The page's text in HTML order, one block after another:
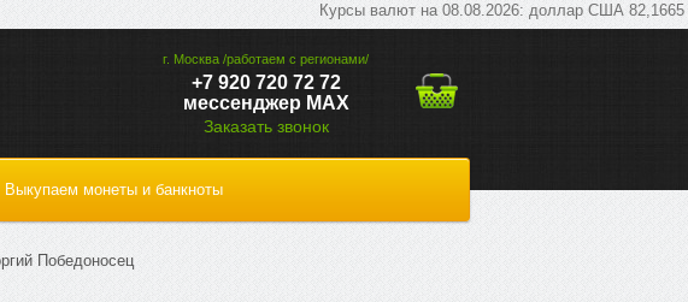
Курсы валют на 08.08.2026: доллар США 82,1665
г. Москва /работаем с регионами/
+7 920 720 72 72
мессенджер МАХ
Заказать звонок
Выкупаем монеты и банкноты
Победоносец